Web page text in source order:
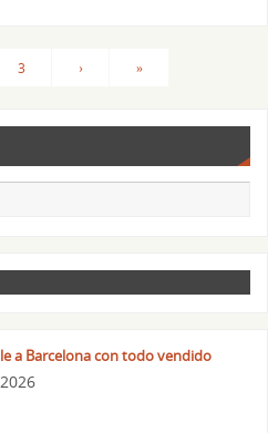
3 › »
a Barcelona con todo vendido